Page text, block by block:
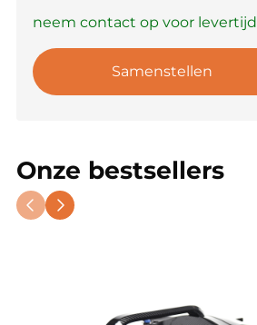
neem contact op voor
Samenstellen
Onze bestsellers